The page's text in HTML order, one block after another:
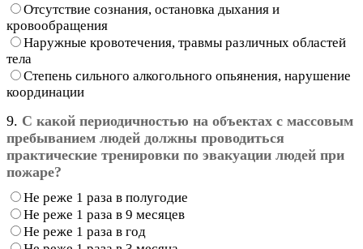
Отсутствие сознания, остановка дыхания и
кровообращения
Наружные кровотечения, травмы различных областей
тела
Степень сильного алкогольного опьянения, нарушение
координации
9. С какой периодичностью на объектах с массовым
пребыванием людей должны проводиться
практические тренировки по эвакуации людей при
пожаре?
Не реже 1 раза в полугодие
Не реже 1 раза в 9 месяцев
Не реже 1 раза в год